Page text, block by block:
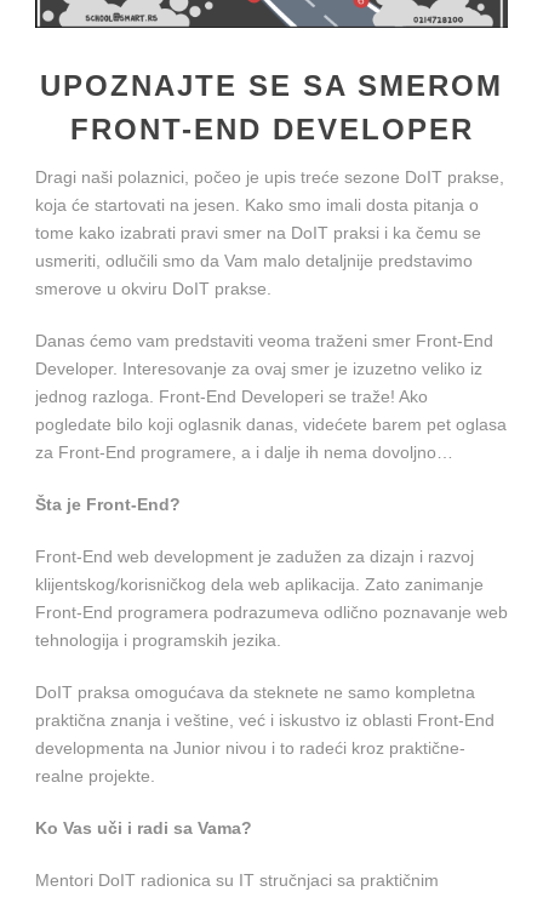
UPOZNAJTE SE SA SMEROM
FRONT-END DEVELOPER
Dragi naši polaznici, počeo je upis treće sezone DoIT prakse,
koja će startovati na jesen. Kako smo imali dosta pitanja o
tome kako izabrati pravi smer na DoIT praksi i ka čemu se
usmeriti, odlučili smo da Vam malo detaljnije predstavimo
smerove u okviru DoIT prakse.
Danas ćemo vam predstaviti veoma traženi smer Front-End
Developer. Interesovanje za ovaj smer je izuzetno veliko iz
jednog razloga. Front-End Developeri se traže! Ako
pogledate bilo koji oglasnik danas, videćete barem pet oglasa
za Front-End programere, a i dalje ih nema dovoljno…
Šta je Front-End?
Front-End web development je zadužen za dizajn i razvoj
klijentskog/korisničkog dela web aplikacija. Zato zanimanje
Front-End programera podrazumeva odlično poznavanje web
tehnologija i programskih jezika.
DoIT praksa omogućava da steknete ne samo kompletna
praktična znanja i veštine, već i iskustvo iz oblasti Front-End
developmenta na Junior nivou i to radeći kroz praktične-
realne projekte.
Ko Vas uči i radi sa Vama?
Mentori DoIT radionica su IT stručnjaci sa praktičnim